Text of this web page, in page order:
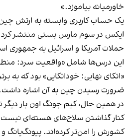
خاورمیانه بیاموزد.»
یک حساب کاربری وابسته به ارتش
ایکس در سوم مارس پستی منتشر کرد
حملات آمریکا و اسرائیل به جمهوری
این درس‌ها شامل «واقعیت سرد:
«اتکای نهایی: خوداتکایی» بود که به
ضرورت رسیدن چین به آن اشاره
در همین حال، کیم جونگ اون بار دیگر
کنار گذاشتن سلاح‌های هسته‌ای نیست